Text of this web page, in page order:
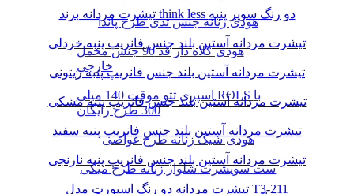
هودی زنانه جنس تدی طرح پاندا
هودی کلاه دار قد 90 جنس مخمل
خارجی
اسپری تتو موقت 140 میلی ROLS با
300 طرح رایگان
هودی شیک زنانه طرح غواصی
ست سویشرت شلوار زنانه طرح میکی
تیشرت مردانه برند think less دو رنگ سوپر پنبه
تیشرت مردانه آستین بلند جنس فانریپ پنبه خردلی
تیشرت مردانه آستین بلند جنس فانریپ پنبه زیتونی
تیشرت مردانه آستین بلند جنس فانریپ پنبه مشکی
تیشرت مردانه آستین بلند جنس فانریپ پنبه سفید
تیشرت مردانه آستین بلند جنس فانریپ پنبه نارنجی
تیشرت مردانه دو رنگ اسپورت مدل T3-211